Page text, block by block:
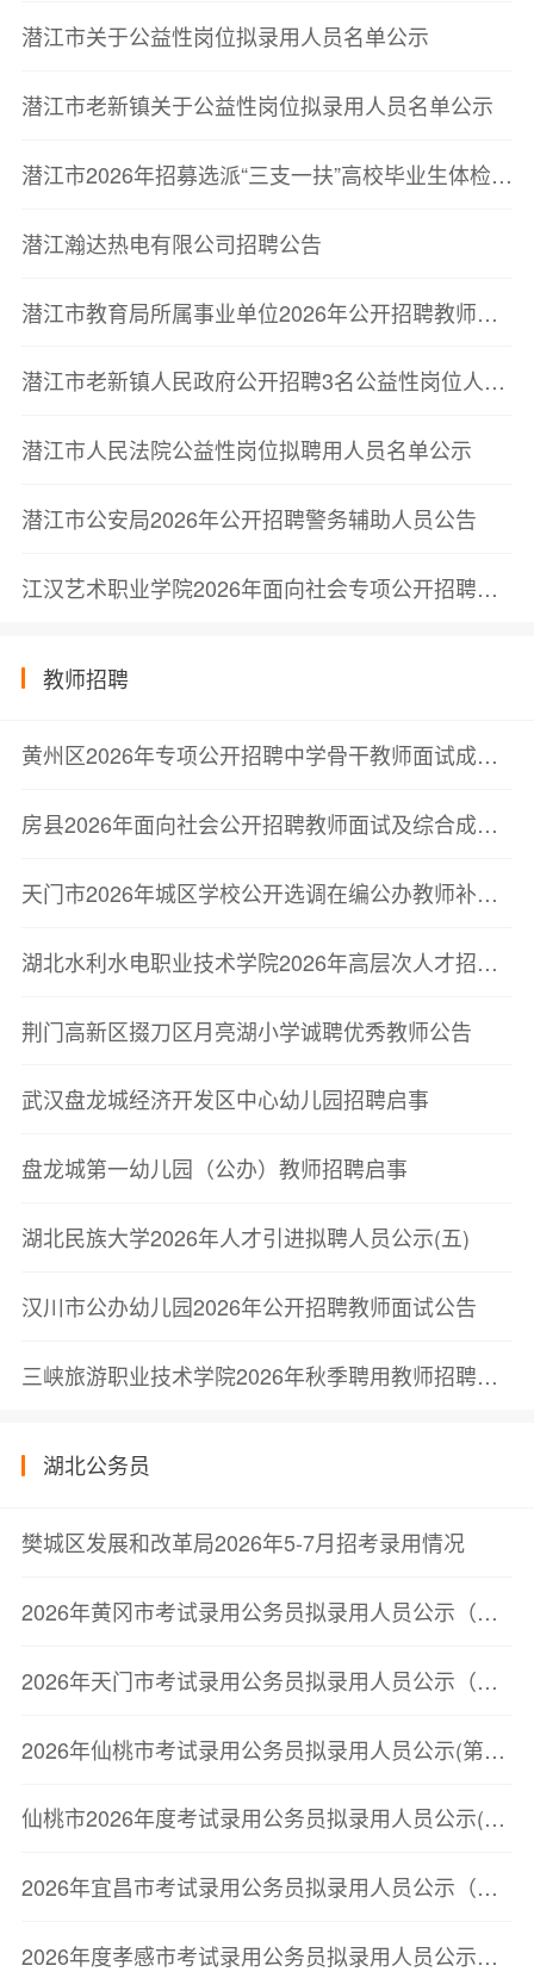
潜江市关于公益性岗位拟录用人员名单公示
潜江市老新镇关于公益性岗位拟录用人员名单公示
潜江市2026年招募选派“三支一扶”高校毕业生体检递补公告
潜江瀚达热电有限公司招聘公告
潜江市教育局所属事业单位2026年公开招聘教师体检递补公告
潜江市老新镇人民政府公开招聘3名公益性岗位人员的公告
潜江市人民法院公益性岗位拟聘用人员名单公示
潜江市公安局2026年公开招聘警务辅助人员公告
江汉艺术职业学院2026年面向社会专项公开招聘教师、专职辅导员体检通知
教师招聘
黄州区2026年专项公开招聘中学骨干教师面试成绩及综合成绩排名公告
房县2026年面向社会公开招聘教师面试及综合成绩公告
天门市2026年城区学校公开选调在编公办教师补充公告
湖北水利水电职业技术学院2026年高层次人才招聘公告
荆门高新区掇刀区月亮湖小学诚聘优秀教师公告
武汉盘龙城经济开发区中心幼儿园招聘启事
盘龙城第一幼儿园（公办）教师招聘启事
湖北民族大学2026年人才引进拟聘人员公示(五)
汉川市公办幼儿园2026年公开招聘教师面试公告
三峡旅游职业技术学院2026年秋季聘用教师招聘公告
湖北公务员
樊城区发展和改革局2026年5-7月招考录用情况
2026年黄冈市考试录用公务员拟录用人员公示（第三批）
2026年天门市考试录用公务员拟录用人员公示（第二批）
2026年仙桃市考试录用公务员拟录用人员公示(第二批)
仙桃市2026年度考试录用公务员拟录用人员公示(第二批)
2026年宜昌市考试录用公务员拟录用人员公示（第二批）
2026年度孝感市考试录用公务员拟录用人员公示（第二批）